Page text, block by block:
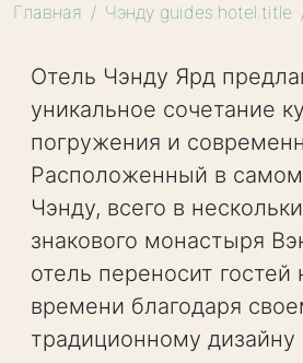
Главная Чэнду guides.hotel.title
Отель Чэнду Ярд
уникальное сочетание
погружения и
Расположенный в
Чэнду, всего в
знакового монастыря
отель переносит гостей
времени благодаря
традиционному дизайну